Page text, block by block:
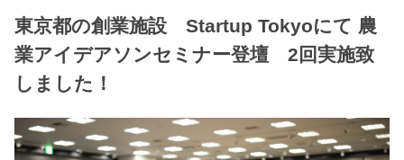
東京都の創業施設 Startup Tokyoにて 農
業アイデアソンセミナー登壇 2回実施致
しました！